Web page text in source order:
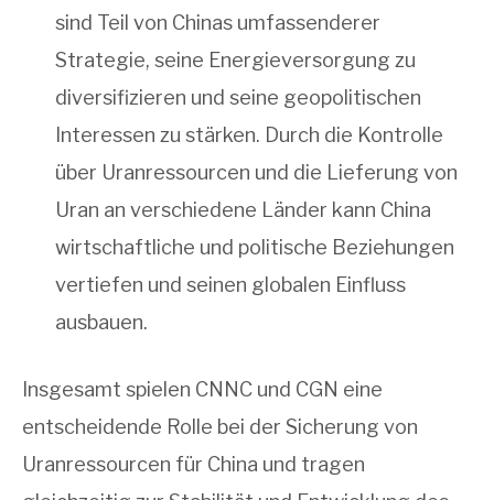
sind Teil von Chinas umfassenderer
Strategie, seine Energieversorgung zu
diversifizieren und seine geopolitischen
Interessen zu stärken. Durch die Kontrolle
über Uranressourcen und die Lieferung von
Uran an verschiedene Länder kann China
wirtschaftliche und politische Beziehungen
vertiefen und seinen globalen Einfluss
ausbauen.
Insgesamt spielen CNNC und CGN eine
entscheidende Rolle bei der Sicherung von
Uranressourcen für China und tragen